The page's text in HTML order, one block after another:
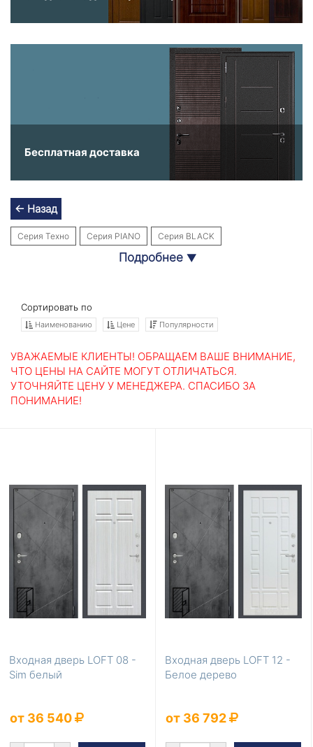
Бесплатная доставка
← Назад
Серия Техно Серия PIANO Серия BLACK
Серия COSMO Серия BETON
Серия МЕГАПОЛИС
Серия SCANDI Серия SILVER Серия CLASSIC
Подробнее ▼
Сортировать по
Наименованию Цене Популярности
УВАЖАЕМЫЕ КЛИЕНТЫ! ОБРАЩАЕМ ВАШЕ ВНИМАНИЕ,
ЧТО ЦЕНЫ НА САЙТЕ МОГУТ ОТЛИЧАТЬСЯ.
УТОЧНЯЙТЕ ЦЕНУ У МЕНЕДЖЕРА. СПАСИБО ЗА
ПОНИМАНИЕ!
Входная дверь LOFT 08 -
Sim белый
от 36 540
Входная дверь LOFT 12 -
Белое дерево
от 36 792